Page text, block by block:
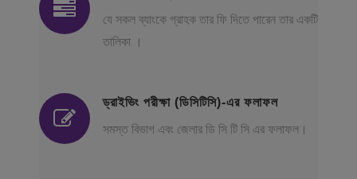
যে সকল ব্যাংকে গ্রাহক তার ফি দিতে পারেন তার একটি
তালিকা ।
ড্রাইভিং পরীক্ষা (ডিসিটিসি)-এর ফলাফল
সমস্ত বিভাগ এবং জেলার ডি সি টি সি এর ফলাফল।